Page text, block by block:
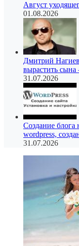
Август
01.08.2026
Дмитрий
вырастить
31.07.2026
Создание блога
wordpress,
31.07.2026